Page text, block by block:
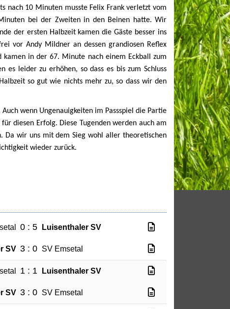
nach 10 Minuten musste Felix Frank verletzt vom
bei der Zweiten in den Beinen hatte. Wir
der ersten Halbzeit kamen die Gäste besser ins
vor Andy Mildner an dessen grandiosen Reflex
in der 67. Minute nach einem Eckball zum
es leider zu erhöhen, so dass es bis zum Schluss
so gut wie nichts mehr zu, so dass wir den
wenn Ungenauigkeiten im Passspiel die Partie
diesen Erfolg. Diese Tugenden werden auch am
Da wir uns mit dem Sieg wohl aller theoretischen
wieder zurück.
0 : 5 Luisenthaler SV
SV 3 : 0 SV Emsetal
1 : 1 Luisenthaler SV
SV 3 : 0 SV Emsetal